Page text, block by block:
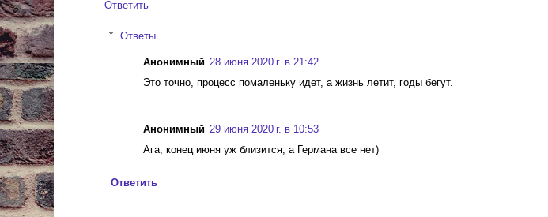
Ответить
Ответы
Анонимный 28 июня 2020 г. в 21:42
Это точно, процесс помаленьку идет, а жизнь летит, годы бегут.
Анонимный 29 июня 2020 г. в 10:53
Ага, конец июня уж близится, а Германа все нет)
Ответить